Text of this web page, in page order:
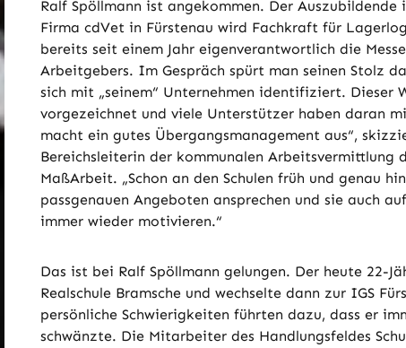
Ralf Spöllmann ist angekommen. Der
Firma cdVet in Fürstenau wird Fachkraft für
bereits seit einem Jahr eigenverantwortlich die
Arbeitgebers. Im Gespräch spürt man seinen Stolz
sich mit „seinem“ Unternehmen identifiziert. Dieser
vorgezeichnet und viele Unterstützer haben daran
macht ein gutes Übergangsmanagement aus“,
Bereichsleiterin der kommunalen Arbeitsvermittlung
MaßArbeit. „Schon an den Schulen früh und genau
passgenauen Angeboten ansprechen und sie auch
immer wieder motivieren.“
Das ist bei Ralf Spöllmann gelungen. Der heute 22-
Realschule Bramsche und wechselte dann zur IGS
persönliche Schwierigkeiten führten dazu, dass er
schwänzte. Die Mitarbeiter des Handlungsfeldes